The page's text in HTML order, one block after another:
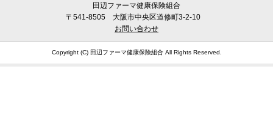
田辺ファーマ健康保険組合
〒541-8505 大阪市中央区道修町3-2-10
お問い合わせ
Copyright (C) 田辺ファーマ健康保険組合 All Rights Reserved.